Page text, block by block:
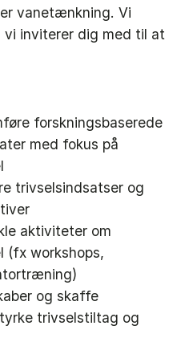
vanetænkning. Vi
vi inviterer dig med til at
forskningsbaserede
med fokus på
trivselsindsatser og
aktiviteter om
(fx workshops,
og skaffe
trivselstiltag og